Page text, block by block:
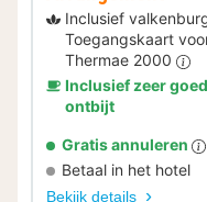
Inclusief
Toegangskaart
Thermae 2000
Inclusief zeer goed
ontbijt
Gratis annuleren
Betaal in het hotel
Bekijk details